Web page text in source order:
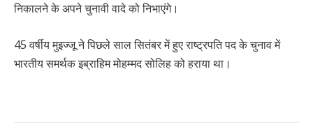
निकालने के अपने चुनावी वादे को निभाएंगे।
45 वर्षीय मुइज्जू ने पिछले साल सितंबर में हुए राष्ट्रपति पद के चुनाव में
भारतीय समर्थक इब्राहिम मोहम्मद सोलिह को हराया था।